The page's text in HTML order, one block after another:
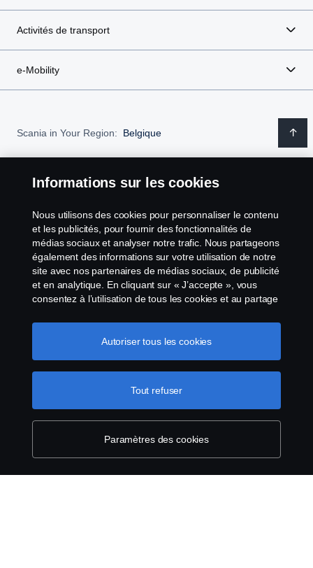
Activités de transport
e-Mobility
Scania in Your Region: Belgique
Avis juridique
Déclaration de confidentialité
Conditions générales
Le système de lancement d'alerte
Politique de cookies
Paramètres des cookies
Informations sur les cookies
Nous utilisons des cookies pour personnaliser le contenu
et les publicités, pour fournir des fonctionnalités de
médias sociaux et analyser notre trafic. Nous partageons
également des informations sur votre utilisation de notre
site avec nos partenaires de médias sociaux, de publicité
et en analytique. En cliquant sur « J’accepte », vous
consentez à l’utilisation de tous les cookies et au partage
cookies en cliquant sur « Paramètres des cookies » et en
sélectionnant les catégories que vous souhaitez
Pour en savoir plus sur la
protection de votre vie privée
Paramètres des cookies
Tout refuser
Autoriser tous les cookies